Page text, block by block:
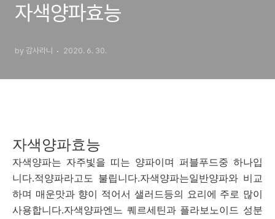
자색양파효능
by 감사라니 2020. 6. 30.
자색양파효능
자색양파는 자주빛을 띠는 양파이며 퍼블푸드중 하나입
니다.적양파라고도 불립니다.자색양파는일반양파와 비교
하며 매운맛과 향이 적어서 샐러드등의 요리에 주로 많이
사용합니다.자색양파엔느 퀘르세틴과 플라보노이드 성분